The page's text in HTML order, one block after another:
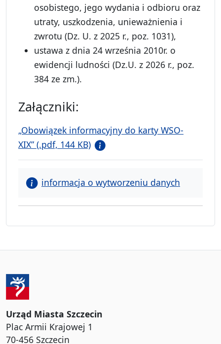
osobistego, jego wydania i odbioru oraz
utraty, uszkodzenia, unieważnienia i
zwrotu (Dz. U. z 2025 r., poz. 1031),
ustawa z dnia 24 września 2010r. o
ewidencji ludności (Dz.U. z 2026 r., poz.
384 ze zm.).
Załączniki:
„Obowiązek informacyjny do karty WSO-
XIX” (.pdf, 144 KB)
informacja o wytworzeniu danych
Urząd Miasta Szczecin
Plac Armii Krajowej 1
70-456 Szczecin